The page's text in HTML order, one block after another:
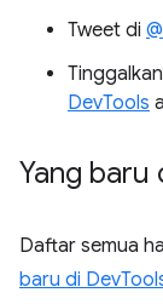
Tweet di
DevTools
Yang baru
Daftar semua
baru di